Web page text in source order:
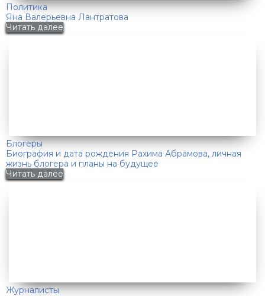
Политика
Яна Валерьевна Лантратова
Читать далее
Блогеры
Биография и дата рождения Рахима Абрамова, личная
жизнь блогера и планы на будущее
Читать далее
Журналисты